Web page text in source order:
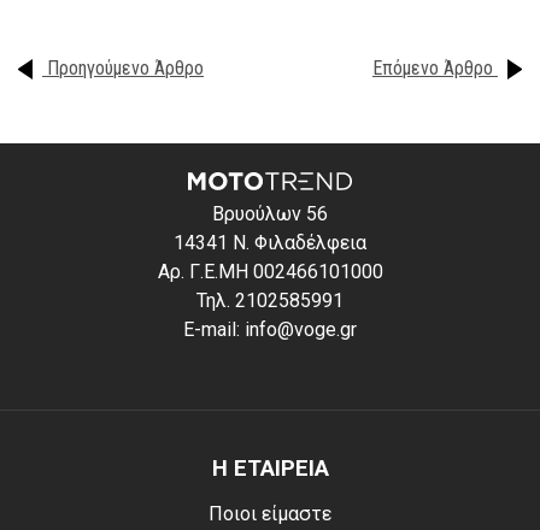
Προηγούμενο Άρθρο Επόμενο Άρθρο
Βρυούλων 56
14341 Ν. Φιλαδέλφεια
Αρ. Γ.Ε.ΜΗ 002466101000
Τηλ. 2102585991
E-mail: info@voge.gr
Η ΕΤΑΙΡΕΙΑ
Ποιοι είμαστε